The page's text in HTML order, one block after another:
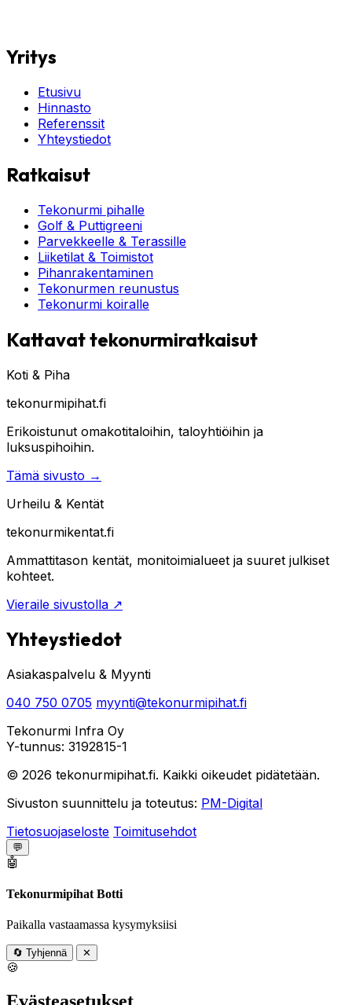
Yritys
Etusivu
Hinnasto
Referenssit
Yhteystiedot
Ratkaisut
Tekonurmi pihalle
Golf & Puttigreeni
Parvekkeelle & Terassille
Liiketilat & Toimistot
Pihanrakentaminen
Tekonurmen reunustus
Tekonurmi koiralle
Kattavat tekonurmiratkaisut
Koti & Piha
tekonurmipihat.fi
Erikoistunut omakotitaloihin, taloyhtiöihin ja
luksuspihoihin.
Tämä sivusto →
Urheilu & Kentät
tekonurmikentat.fi
Ammattitason kentät, monitoimialueet ja suuret julkiset
kohteet.
Vieraile sivustolla ↗
Yhteystiedot
Asiakaspalvelu & Myynti
040 750 0705 myynti@tekonurmipihat.fi
Tekonurmi Infra Oy
Y-tunnus: 3192815-1
© 2026 tekonurmipihat.fi. Kaikki oikeudet pidätetään.
Sivuston suunnittelu ja toteutus: PM-Digital
Tietosuojaseloste Toimitusehdot
💬
🤖
Tekonurmipihat Botti
Paikalla vastaamassa kysymyksiisi
🔄 Tyhjennä ✕
🍪
Evästeasetukset